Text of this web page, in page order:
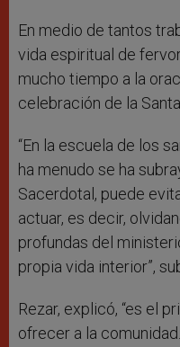
En medio de tantos
vida espiritual de
mucho tiempo a la
celebración de la
“En la escuela de los
ha menudo se ha
Sacerdotal, puede
actuar, es decir,
profundas del
propia vida interior”,
Rezar, explicó, “es el
ofrecer a la